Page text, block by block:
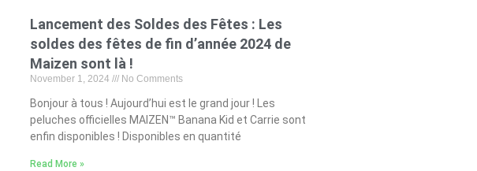
Lancement des Soldes des Fêtes : Les
soldes des fêtes de fin d’année 2024 de
Maizen sont là !
November 1, 2024 No Comments
Bonjour à tous ! Aujourd’hui est le grand jour ! Les
peluches officielles MAIZEN™ Banana Kid et Carrie sont
enfin disponibles ! Disponibles en quantité
Read More »